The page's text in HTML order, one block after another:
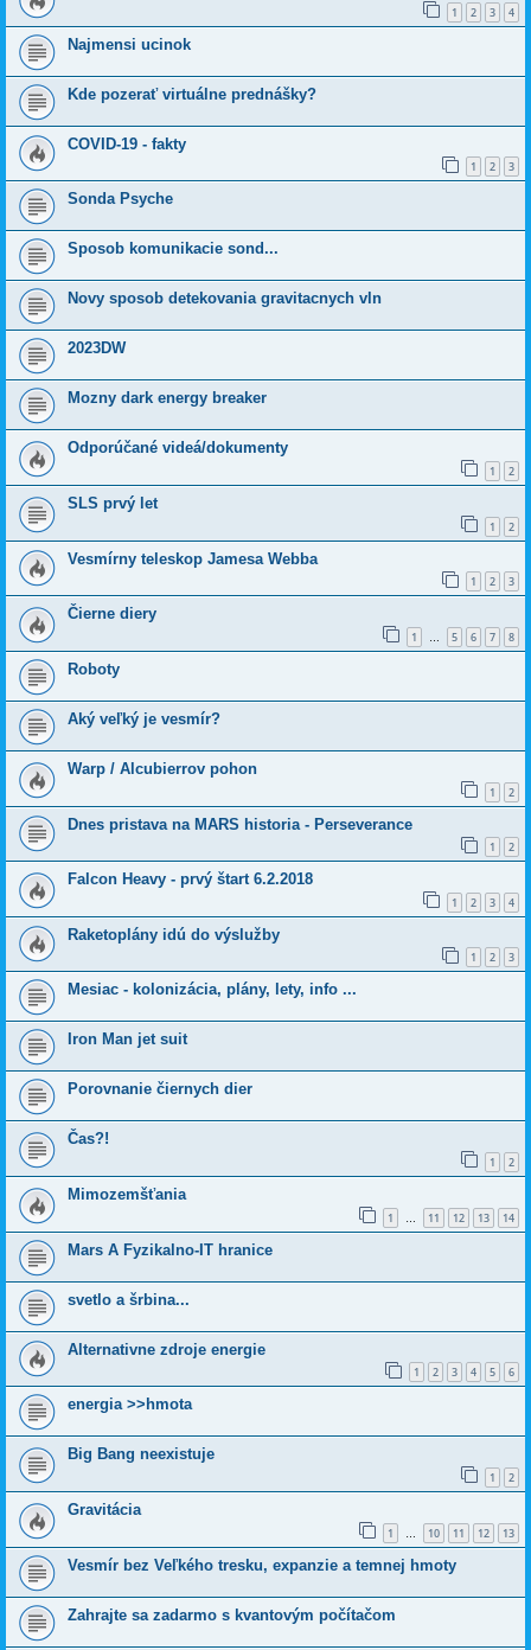
1 2 3 4
Najmensi ucinok
Kde pozerať virtuálne prednášky?
COVID-19 - fakty
1 2 3
Sonda Psyche
Sposob komunikacie sond...
Novy sposob detekovania gravitacnych vln
2023DW
Mozny dark energy breaker
Odporúčané videá/dokumenty
1 2
SLS prvý let
1 2
Vesmírny teleskop Jamesa Webba
1 2 3
Čierne diery
1 … 5 6 7 8
Roboty
Aký veľký je vesmír?
Warp / Alcubierrov pohon
1 2
Dnes pristava na MARS historia - Perseverance
1 2
Falcon Heavy - prvý štart 6.2.2018
1 2 3 4
Raketoplány idú do výslužby
1 2 3
Mesiac - kolonizácia, plány, lety, info ...
Iron Man jet suit
Porovnanie čiernych dier
Čas?!
1 2
Mimozemšťania
1 … 11 12 13 14
Mars A Fyzikalno-IT hranice
svetlo a šrbina...
Alternativne zdroje energie
1 2 3 4 5 6
energia >>hmota
Big Bang neexistuje
1 2
Gravitácia
1 … 10 11 12 13
Vesmír bez Veľkého tresku, expanzie a temnej hmoty
Zahrajte sa zadarmo s kvantovým počítačom